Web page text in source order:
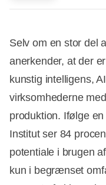
Selv om en stor del
anerkender, at der
kunstig intelligens,
virksomhederne
produktion. Ifølge
Institut ser 84
potentiale i brugen
kun i begrænset